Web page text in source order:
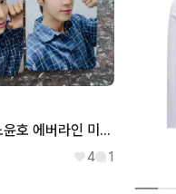
*2장* 유노윤호 에버라인 미공포 동방신기
4 1